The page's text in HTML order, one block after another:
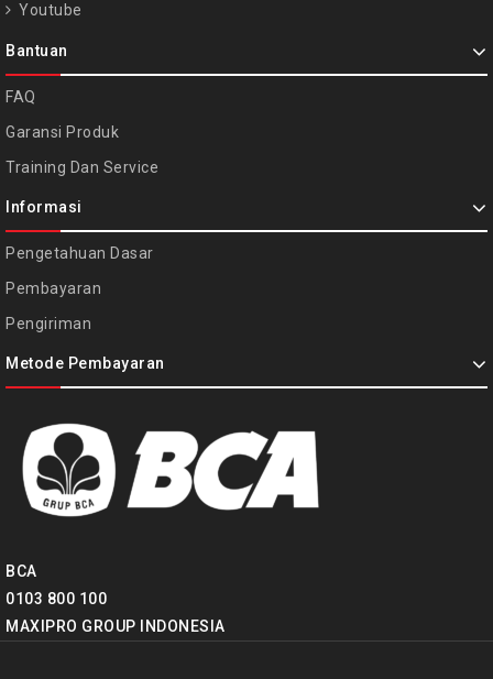
Youtube
Bantuan
FAQ
Garansi Produk
Training Dan Service
Informasi
Pengetahuan Dasar
Pembayaran
Pengiriman
Metode Pembayaran
BCA
0103 800 100
MAXIPRO GROUP INDONESIA